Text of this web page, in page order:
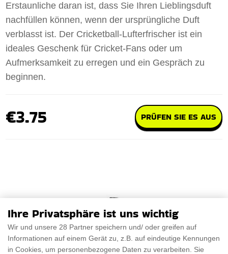
Erstaunliche daran ist, dass Sie Ihren Lieblingsduft
nachfüllen können, wenn der ursprüngliche Duft
verblasst ist. Der Cricketball-Lufterfrischer ist ein
ideales Geschenk für Cricket-Fans oder um
Aufmerksamkeit zu erregen und ein Gespräch zu
beginnen.
€3.75 PRÜFEN SIE ES AUS
Ihre Privatsphäre ist uns wichtig
Wir und unsere 28 Partner speichern und/ oder greifen auf
Informationen auf einem Gerät zu, z.B. auf eindeutige Kennungen
in Cookies, um personenbezogene Daten zu verarbeiten. Sie